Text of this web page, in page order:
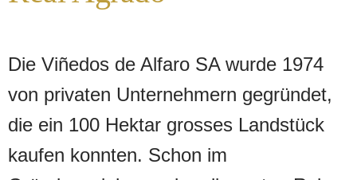
Buschkultur angelegt sein, die keine
- Sie müssen zudem mindestens 35
Jahre alt sein und nachhaltig
bewirtschaftet werden.
- Der Hektarertrag ist auf 5000 kg
Die Viñedos de Alfaro SA wurde 1974
von privaten Unternehmern gegründet,
die ein 100 Hektar grosses Landstück
kaufen konnten. Schon im